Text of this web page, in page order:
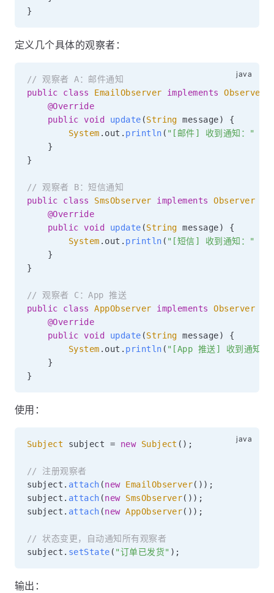
}
定义几个具体的观察者：
// 观察者 A：邮件通知
public
class EmailObserver implements Observer
@Override
public void update (String message)
{
System . out . println ( "[邮件] 收到通知："
}
}
// 观察者 B：短信通知
public
class SmsObserver implements Observer
@Override
public void update (String message)
{
System . out . println ( "[短信] 收到通知："
}
}
// 观察者 C：App 推送
public
class AppObserver implements Observer
@Override
public void update (String message)
{
System . out . println ( "[App 推送] 收到通知：
}
}
使用：
Subject subject = new Subject ( ) ;
// 注册观察者
subject . attach (new EmailObserver( ) ) ;
subject . attach (new SmsObserver( ) ) ;
subject . attach (new AppObserver( ) ) ;
// 状态变更，自动通知所有观察者
subject . setState ( "订单已发货" ) ;
输出：